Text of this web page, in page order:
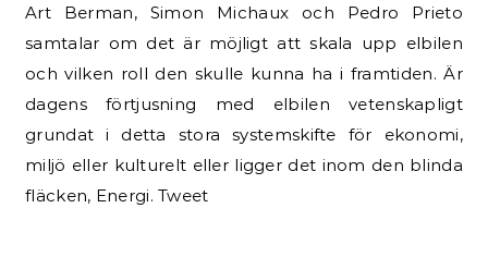
Art Berman, Simon Michaux och Pedro Prieto
samtalar om det är möjligt att skala upp elbilen
och vilken roll den skulle kunna ha i framtiden. Är
dagens förtjusning med elbilen vetenskapligt
grundat i detta stora systemskifte för ekonomi,
miljö eller kulturelt eller ligger det inom den blinda
fläcken, Energi. Tweet